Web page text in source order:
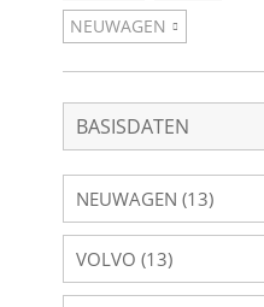
NEUWAGEN
BASISDATEN
NEUWAGEN (13)
VOLVO (13)